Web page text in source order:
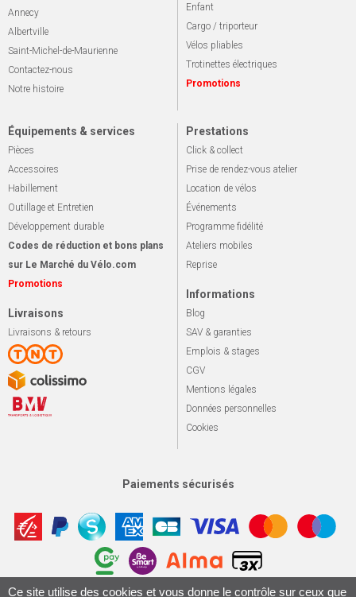
Annecy
Albertville
Saint-Michel-de-Maurienne
Contactez-nous
Notre histoire
Enfant
Cargo / triporteur
Vélos pliables
Trotinettes électriques
Promotions
Équipements & services
Pièces
Accessoires
Habillement
Outillage et Entretien
Développement durable
Codes de réduction et bons plans
sur Le Marché du Vélo.com
Promotions
Livraisons
Livraisons & retours
Prestations
Click & collect
Prise de rendez-vous atelier
Location de vélos
Événements
Programme fidélité
Ateliers mobiles
Reprise
Informations
Blog
SAV & garanties
Emplois & stages
CGV
Mentions légales
Données personnelles
Cookies
Paiements sécurisés
Ce site utilise des cookies et vous donne le contrôle sur ceux que